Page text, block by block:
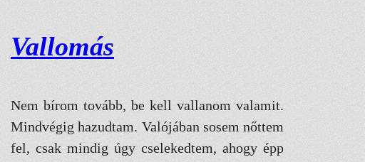
Vallomás
Nem bírom tovább, be kell vallanom valamit.
Mindvégig hazudtam. Valójában sosem nőttem
fel, csak mindig úgy cselekedtem, ahogy épp